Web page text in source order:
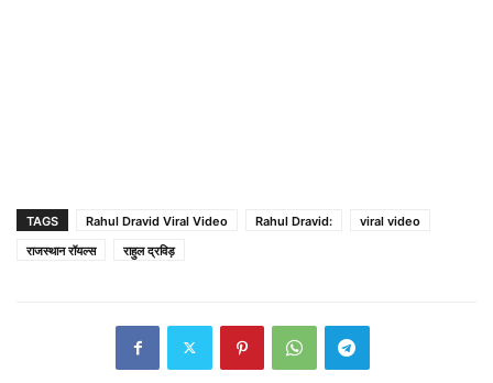
TAGS Rahul Dravid Viral Video Rahul Dravid:
viral video
राजस्थान रॉयल्स
राहुल द्रविड़